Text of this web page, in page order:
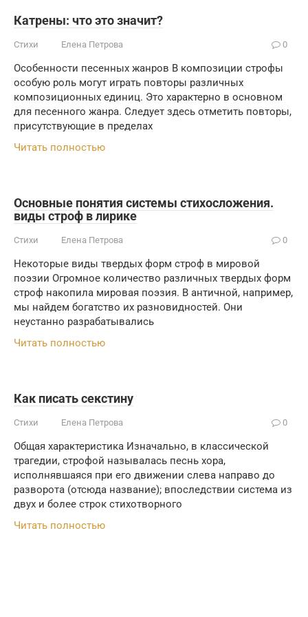
Катрены: что это значит?
Стихи Елена Петрова 0
Особенности песенных жанров В композиции строфы
особую роль могут играть повторы различных
композиционных единиц. Это характерно в основном
для песенного жанра. Следует здесь отметить повторы,
присутствующие в пределах
Читать полностью
Основные понятия системы стихосложения.
виды строф в лирике
Стихи Елена Петрова 0
Некоторые виды твердых форм строф в мировой
поэзии Огромное количество различных твердых форм
строф накопила мировая поэзия. В античной, например,
мы найдем богатство их разновидностей. Они
неустанно разрабатывались
Читать полностью
Как писать секстину
Стихи Елена Петрова 0
Общая характеристика Изначально, в классической
трагедии, строфой называлась песнь хора,
исполнявшаяся при его движении слева направо до
разворота (отсюда название); впоследствии система из
двух и более строк стихотворного
Читать полностью